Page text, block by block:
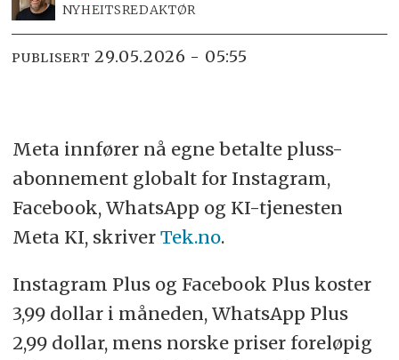
NYHEITSREDAKTØR
PUBLISERT 29.05.2026 - 05:55
Meta innfører nå egne betalte pluss-
abonnement globalt for Instagram,
Facebook, WhatsApp og KI-tjenesten
Meta KI, skriver Tek.no.
Instagram Plus og Facebook Plus koster
3,99 dollar i måneden, WhatsApp Plus
2,99 dollar, mens norske priser foreløpig